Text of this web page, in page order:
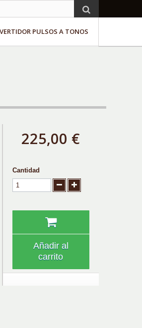
PULSOS A TONOS
225,00 €
Cantidad
Añadir al
carrito